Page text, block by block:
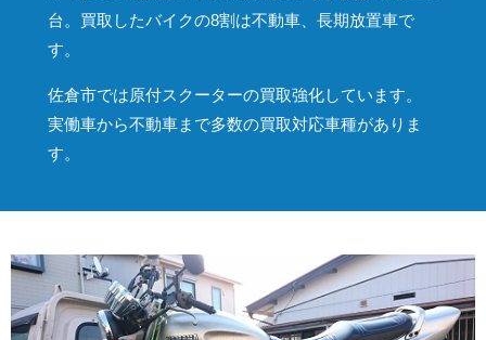
台。買取したバイクの8割は不動車、長期放置車で
す。
佐倉市では原付スクーターの買取強化しています。
実働車から不動車まで多数の買取対応車種がありま
す。